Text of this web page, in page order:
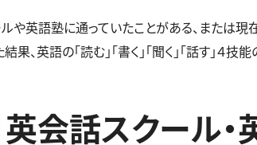
や英語塾に通っていたことがある、または
果、英語の「読む」「書く」「聞く」「話す
英会話スクール